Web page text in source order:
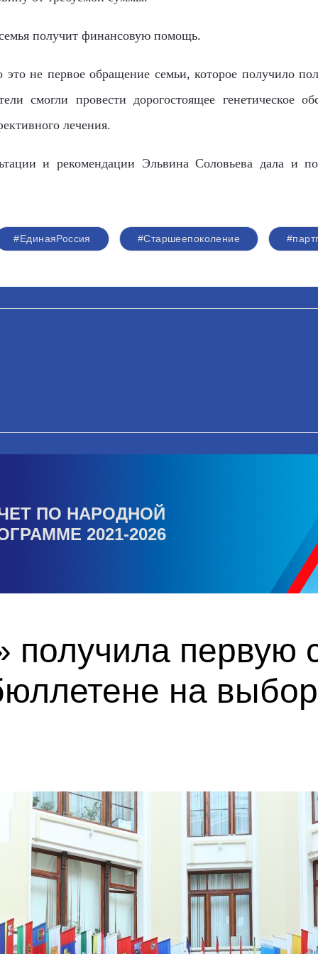
получит финансовую помощь.
не первое обращение семьи, которое получило
смогли провести дорогостоящее генетическое
лечения.
и рекомендации Эльвина Соловьева дала и
#ЕдинаяРоссия #Старшеепоколение
ПО НАРОДНОЙ
2021-2026
получила первую
на